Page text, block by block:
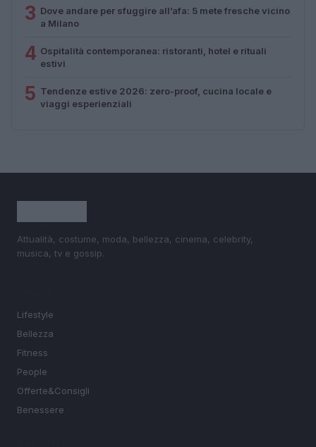
3 Dove andare per sfuggire all’afa: 5 mete fresche vicino
a Milano
4 Ospitalità contemporanea: ristoranti, hotel e rituali
estivi
5 Tendenze estive 2026: zero-proof, cucina locale e
viaggi esperienziali
Attualità, costume, moda, bellezza, cinema, celebrity,
musica, tv e gossip.
Lifestyle
Bellezza
Fitness
People
Offerte&Consigli
Benessere